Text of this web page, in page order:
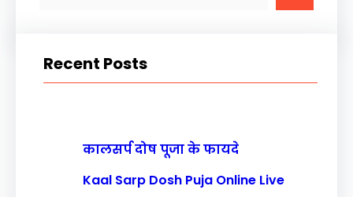
cRecent Posts
कालसर्प दोष पूजा के फायदे
Kaal Sarp Dosh Puja Online Live